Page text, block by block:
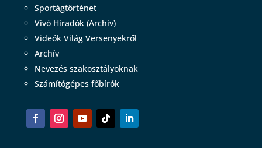
Sportágtörténet
Vívó Híradók (Archív)
Videók Világ Versenyekről
Archív
Nevezés szakosztályoknak
Számítógépes főbírók